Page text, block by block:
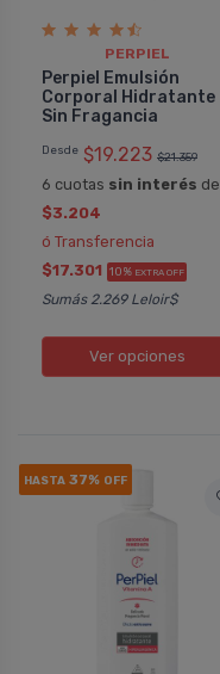
PERPIEL
Perpiel Emulsión
Corporal Hidratante
Sin Fragancia
Desde $19.223 $21.359
6 cuotas sin interés de
$3.204
ó Transferencia
$17.301 10% EXTRA OFF
Sumás 2.269 Leloir$
Ver opciones
HASTA 37% OFF